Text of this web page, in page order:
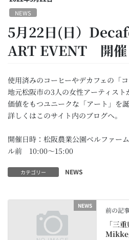
NEWS
5月22日(日）
ART EVENT 開催
使用済みのコーヒーやデカフェの「
地元松阪市の3人の女性アーティス
価値をもつユニークな「アート」を
詳しくはこのサイト内のブログへ。
開催日時：松阪農業公園ベルファー
ル前 10:00～15:00
カテゴリー NEWS
NEWS
前の記
「三
Mikke